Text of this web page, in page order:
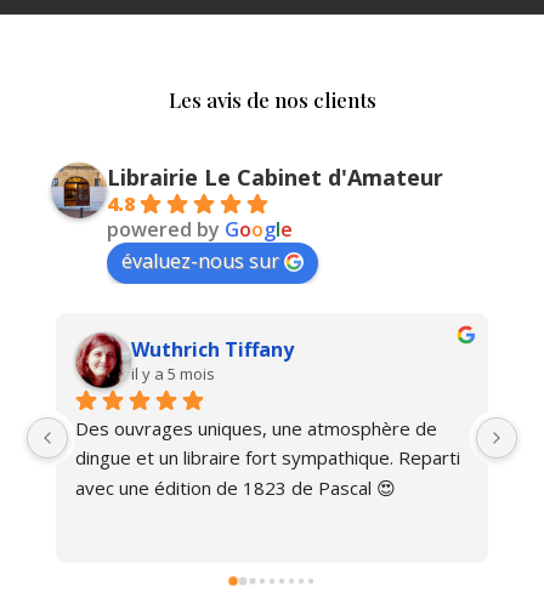
Les avis de nos clients
Librairie Le Cabinet d'Amateur
4.8
powered by Google
évaluez-nous sur
Wuthrich Tiffany
il y a 5 mois
Des ouvrages uniques, une atmosphère de
dingue et un libraire fort sympathique. Reparti
avec une édition de 1823 de Pascal 😍